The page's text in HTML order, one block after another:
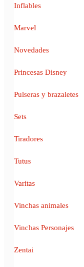
Inflables
Marvel
Novedades
Princesas Disney
Pulseras y brazaletes
Sets
Tiradores
Tutus
Varitas
Vinchas animales
Vinchas Personajes
Zentai